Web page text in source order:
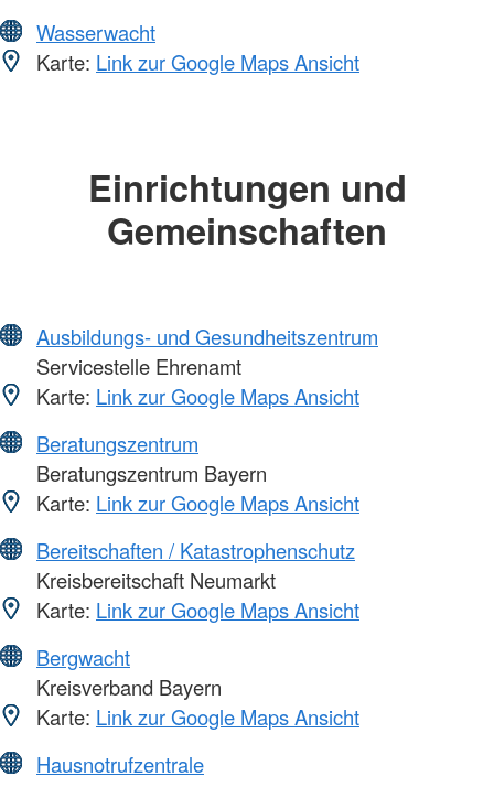
Wasserwacht
Karte: Link zur Google Maps Ansicht
Einrichtungen und
Gemeinschaften
Ausbildungs- und Gesundheitszentrum
Servicestelle Ehrenamt
Karte: Link zur Google Maps Ansicht
Beratungszentrum
Beratungszentrum Bayern
Karte: Link zur Google Maps Ansicht
Bereitschaften / Katastrophenschutz
Kreisbereitschaft Neumarkt
Karte: Link zur Google Maps Ansicht
Bergwacht
Kreisverband Bayern
Karte: Link zur Google Maps Ansicht
Hausnotrufzentrale